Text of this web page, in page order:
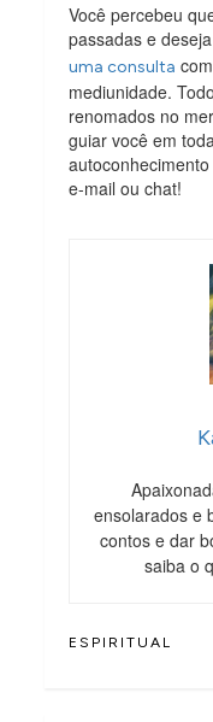
Você percebeu
passadas e
uma consulta
mediunidade.
renomados no
guiar você em
e-mail ou chat!
ensolarados e
contos e dar
saiba o
ESPIRITUAL